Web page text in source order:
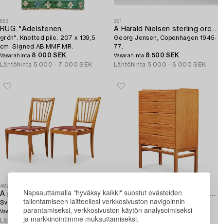
Napsauttamalla "hyväksy kaikki" suostut evästeiden
tallentamiseen laitteellesi verkkosivuston navigoinnin
parantamiseksi, verkkosivuston käytön analysoimiseksi
ja markkinointimme mukauttamiseksi.
653
RUG. "Ädelstenen,
grön". Knotted pile. 207 x 139,5
cm. Signed AB MMF MR.
Vasarahinta 8 000 SEK
Lähtöhinta 5 000 - 7 000 SEK
391
A Harald Nielsen sterling orchid vase,
Georg Jensen, Copenhagen 1945-
77.
Vasarahinta 8 500 SEK
Lähtöhinta 5 000 - 6 000 SEK
482
A pair of Josef Frank walnut and rattan chairs,
Svenskt Tenn, model 1165.
VasarahintaEi myyty
Lähtöhinta 5 000 - 6 000 SEK
An Axel Larsson chest of drawers,
Svenska Möbelfabrikerna
Bodafors.
Vasarahinta